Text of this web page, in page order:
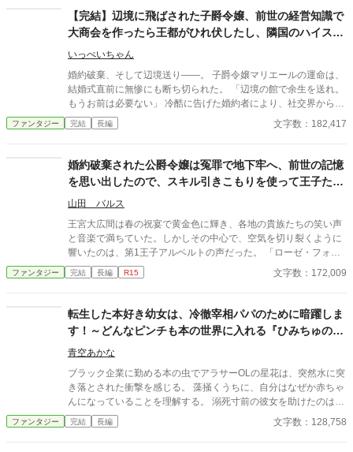
【完結】辺境に飛ばされた子爵令嬢、前世の経営知識で
大商会を作ったら王都がひれ伏したし、隣国のハイスペ
王子とも結婚できました
いっぺいちゃん
婚約破棄、そして辺境送り――。 子爵令嬢マリエールの運命は、
結婚式直前に無惨にも断ち切られた。 「辺境の館で余生を送れ。
もうお前は必要ない」 冷酷に告げた婚約者により、社交界から追
放された彼女。 しかし、マリエールには秘密があった。 ――前世
の彼女は、一流企業で辣腕を振るった経営コンサルタント。 未開
と切り捨てられた辺境には、未来を切り拓く力があった。 物流網
を整え、作物をブランド化し、やがて「大商会」を設立！ 数年で
辺境は“商業帝国”と呼ばれるまでに発展していく。 さらに隣国の
完璧王子から熱烈な求婚を受け、愛も手に入れるマリエール。 一
方で、税収激減に苦しむ王都は彼女に救いを求めて―― 「必要な
いとおっしゃったのは、そちらでしょう？」 これは、追放令嬢
が“経営知識”で国を動かし、 ざまぁと恋と繁栄を手に入れる逆転
サクセスストーリー！ ※表紙のイラストは画像生成AIによって作
られたものです。
ファンタジー 完結 長編 文字数：182,417
婚約破棄された公爵令嬢は冤罪で地下牢へ、前世の記憶
を思い出したので、スキル引きこもりを使って王子たち
に復讐します！
山田 バルス
王宮大広間は春の祝宴で黄金色に輝き、各地の貴族たちの笑い声
と音楽で満ちていた。しかしその中心で、空気を切り裂くように
響いたのは、第1王子アルベルトの声だった。 「ローゼ・フォ
ン・エルンスト！ おまえとの婚約は、今日をもって破棄す
る！」 周囲の視線が一斉にローゼに注がれ、彼女は凍りついた。
ざわめきが広がっていく。幼い頃から王子の隣で育ち、未来の王
妃として教育を受けてきたローゼ――その誇り高き公爵令嬢が、
今まさに公開の場で突き放されたのだ。 アルベルトは勝ち誇る笑
みを浮かべ、隣に立つ淡いピンク髪の少女ミーアを差し置き、
「おれはこの天使を選ぶ」と宣言した。ミーアは目を潤ませ、か
細い声で応じる。取り巻きの貴族たちも次々にローゼの罪を指摘
し、アーサーやマッスルといった証人が証言を加えることで、非
難の声は広間を震わせた。 ローゼは必死に抗う。「わたしは何も
していない……」だが、王子の視線と群衆の圧力の前に言葉は届
ファンタジー 完結 長編 R15 文字数：172,009
転生した本好き幼女は、冷徹宰相パパのために暗躍しま
す！～どんなピンチも本の世界に入れる『ひみちゅのチ
ート』で解決でしゅ～
青空あかな
ブラック企業に勤める本の虫でアラサーOLの星花は、突然水に突
き落とされた衝撃を感じる。 藻掻くうちに、自分はなぜか赤ちゃ
んになっていることを理解する。 溺死寸前の彼女を助けたのは、
冷徹な手腕により周囲から「血塗りの宰相」と恐れられるアイザ
ック・リヴィエール公爵だった。 その後、熱に浮かされながら見
ファンタジー 完結 長編 文字数：128,758